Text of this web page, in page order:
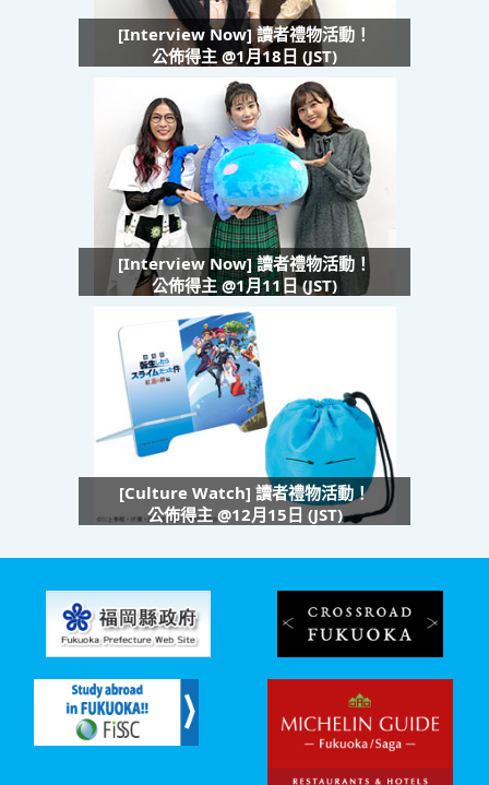
[Interview Now] 讀者禮物活動！
公佈得主 @1月18日 (JST)
[Interview Now] 讀者禮物活動！
公佈得主 @1月11日 (JST)
[Culture Watch] 讀者禮物活動！
公佈得主 @12月15日 (JST)